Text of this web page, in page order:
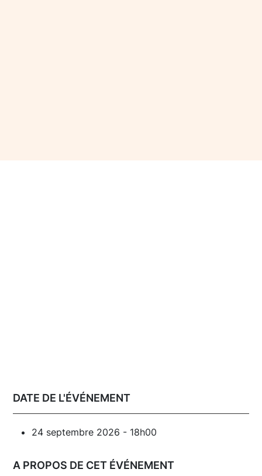
DATE DE L'ÉVÉNEMENT
24 septembre 2026 - 18h00
A PROPOS DE CET ÉVÉNEMENT